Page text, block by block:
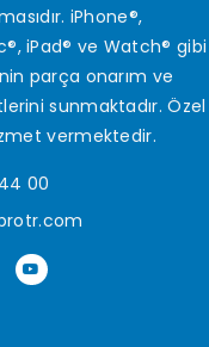
iPhone®,
iPad® ve Watch® gibi
parça onarım ve
sunmaktadır. Özel
vermektedir.
00